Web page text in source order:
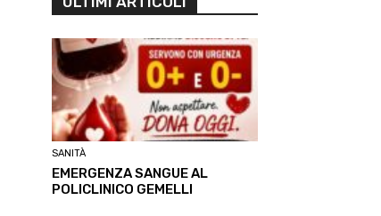
SANITÀ
EMERGENZA SANGUE AL
POLICLINICO GEMELLI